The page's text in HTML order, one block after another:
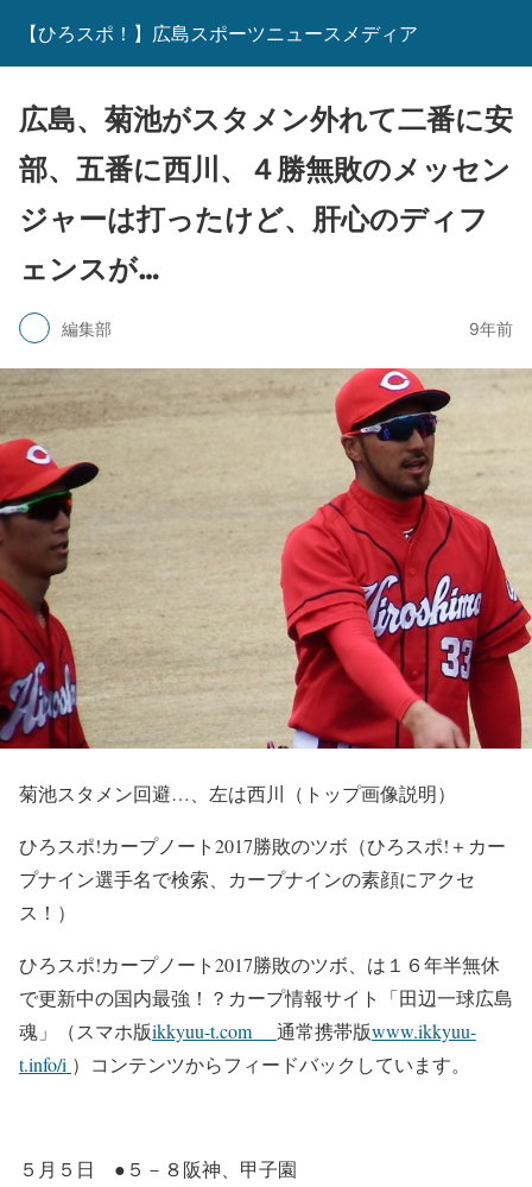
【ひろスポ！】広島スポーツニュースメディア
広島、菊池がスタメン外れて二番に安
部、五番に西川、４勝無敗のメッセン
ジャーは打ったけど、肝心のディフ
ェンスが…
編集部 9年前
菊池スタメン回避…、左は西川（トップ画像説明）
ひろスポ!カープノート2017勝敗のツボ（ひろスポ!＋カー
プナイン選手名で検索、カープナインの素顔にアクセ
ス！）
ひろスポ!カープノート2017勝敗のツボ、は１６年半無休
で更新中の国内最強！？カープ情報サイト「田辺一球広島
魂」（スマホ版ikkyuu-t.com 通常携帯版www.ikkyuu-
t.info/i ）コンテンツからフィードバックしています。
５月５日 ●５－８阪神、甲子園